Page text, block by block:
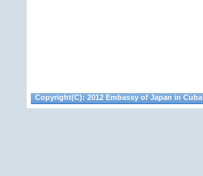
Copyright(C): 2012 Embassy of Japan in Cuba